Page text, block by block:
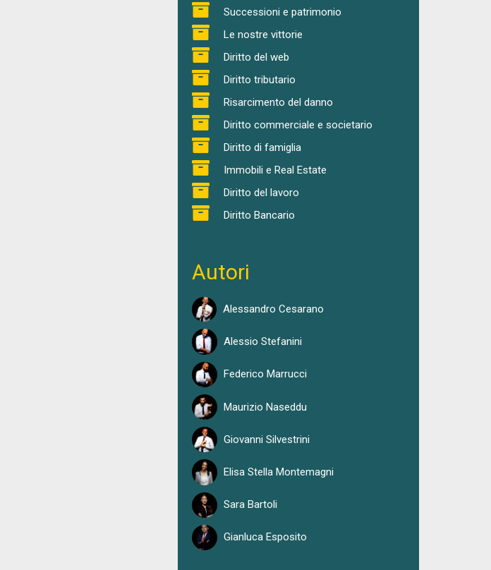
Successioni e patrimonio
Le nostre vittorie
Diritto del web
Diritto tributario
Risarcimento del danno
Diritto commerciale e societario
Diritto di famiglia
Immobili e Real Estate
Diritto del lavoro
Diritto Bancario
Autori
Alessandro Cesarano
Alessio Stefanini
Federico Marrucci
Maurizio Naseddu
Giovanni Silvestrini
Elisa Stella Montemagni
Sara Bartoli
Gianluca Esposito